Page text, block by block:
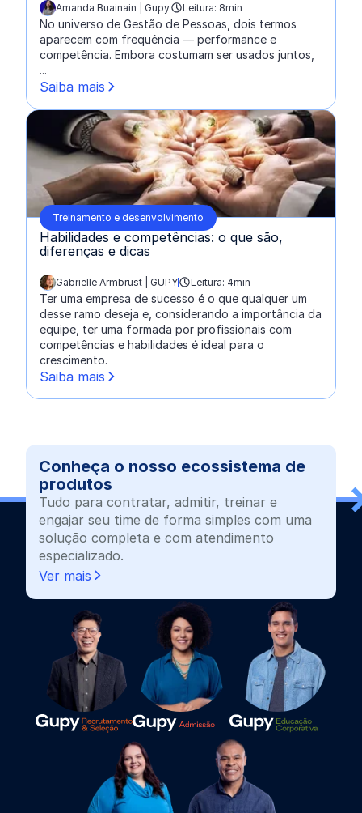
escrito por:
Amanda Buainain | Gupy Leitura: 8min
No universo de Gestão de Pessoas, dois termos
aparecem com frequência — performance e
competência. Embora costumam ser usados juntos,
...
Saiba mais
Treinamento e desenvolvimento
Habilidades e competências: o que são,
diferenças e dicas
escrito por:
Gabrielle Armbrust | GUPY Leitura: 4min
Ter uma empresa de sucesso é o que qualquer um
desse ramo deseja e, considerando a importância da
equipe, ter uma formada por profissionais com
competências e habilidades é ideal para o
crescimento.
Saiba mais
Conheça o nosso ecossistema de
produtos
Tudo para contratar, admitir, treinar e
engajar seu time de forma simples com uma
solução completa e com atendimento
especializado.
Ver mais